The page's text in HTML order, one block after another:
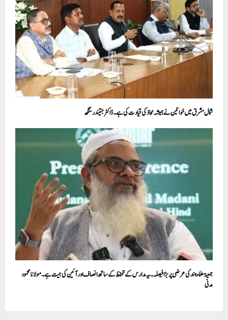
شمال مشرق میں خواتین نے ہمیشہ محاذ کی قیادت کی ہے۔ڈاکٹر جتیندر سنگھ
جمعیۃ علما ء ہند کی عرضی پر بڑا فیصلہ ۔یہ مدارس کے تحفظ کے ساتھ انصاف اور آئین کی جیت ہے ۔ مولانا محمود
مدنی